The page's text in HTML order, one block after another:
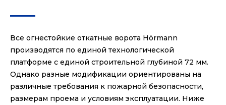
Все огнестойкие откатные ворота Hörmann
производятся по единой технологической
платформе с единой строительной глубиной 72 мм.
Однако разные модификации ориентированы на
различные требования к пожарной безопасности,
размерам проема и условиям эксплуатации. Ниже